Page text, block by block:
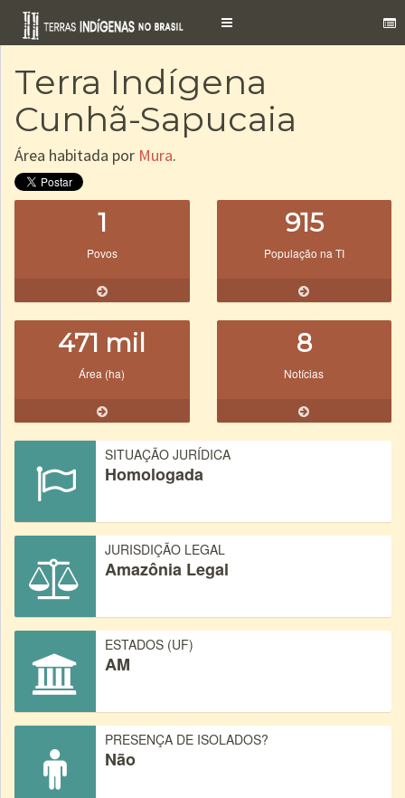
Toggle
Terra Indígena
Cunhã-Sapucaia
Área habitada por Mura.
1
Povos
915
População na TI
471 mil
Área (ha)
8
Notícias
SITUAÇÃO JURÍDICA
Homologada
JURISDIÇÃO LEGAL
Amazônia Legal
ESTADOS (UF)
AM
PRESENÇA DE ISOLADOS?
Não